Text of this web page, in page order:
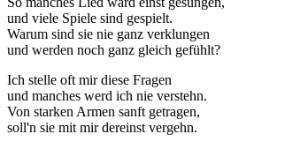
und viele Spiele sind gespielt.
Warum sind sie nie ganz verklungen
und werden noch ganz gleich gefühlt?
Ich stelle oft mir diese Fragen
und manches werd ich nie verstehn.
Von starken Armen sanft getragen,
soll'n sie mit mir dereinst vergehn.